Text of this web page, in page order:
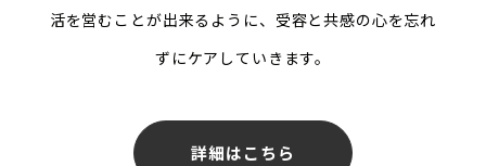
活を営むことが出来るように、受容と共感の心を忘れ
ずにケアしていきます。
詳細はこちら